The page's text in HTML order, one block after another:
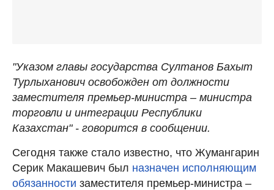
"Указом главы государства Султанов Бахыт
Турлыханович освобожден от должности
заместителя премьер-министра – министра
торговли и интеграции Республики
Казахстан" - говорится в сообщении.
Сегодня также стало известно, что Жумангарин
Серик Макашевич был назначен исполняющим
обязанности заместителя премьер-министра –